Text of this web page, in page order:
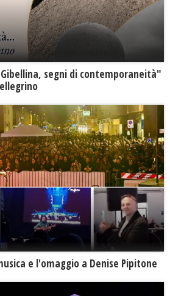
segni di contemporaneità"
e l'omaggio a Denise Pipitone